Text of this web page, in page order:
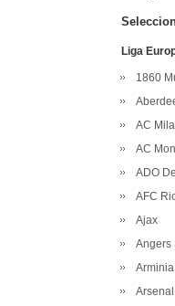
Liga
1860
AC
AC
ADO
AFC
Ajax
Angers
Arsenal